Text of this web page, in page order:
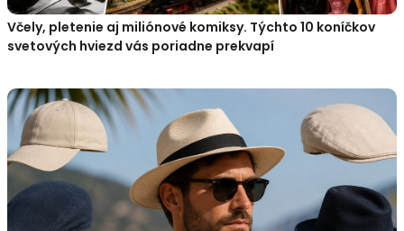
Včely, pletenie aj miliónové komiksy. Týchto 10 koníčkov
svetových hviezd vás poriadne prekvapí